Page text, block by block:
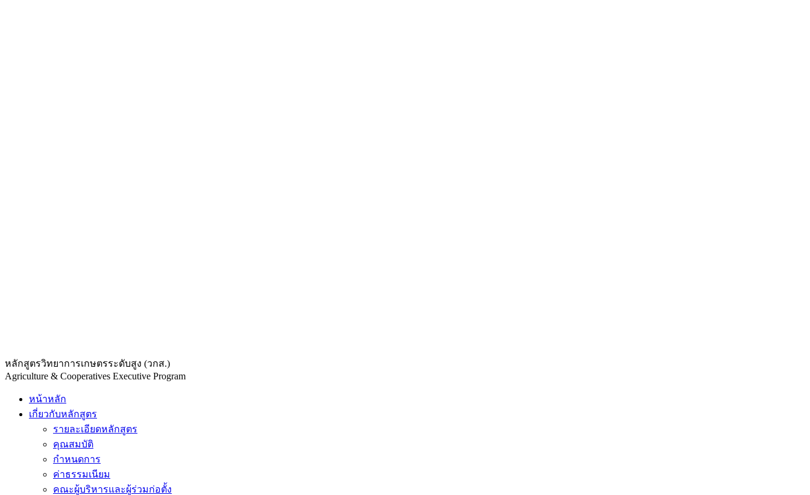
หลักสูตรวิทยาการเกษตรระดับสูง (วกส.)
Agriculture & Cooperatives Executive Program
หน้าหลัก
เกี่ยวกับหลักสูตร
รายละเอียดหลักสูตร
คุณสมบัติ
กำหนดการ
ค่าธรรมเนียม
คณะผู้บริหารและผู้ร่วมก่อตั้ง